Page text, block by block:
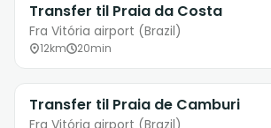
Transfer til Praia da Costa
Fra Vitória airport (Brazil)
12km 20min
Transfer til Praia de Camburi